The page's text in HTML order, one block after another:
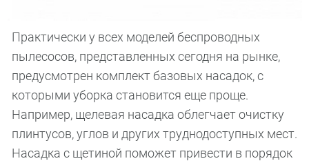
Практически у всех моделей беспроводных
пылесосов, представленных сегодня на рынке,
предусмотрен комплект базовых насадок, с
которыми уборка становится еще проще.
Например, щелевая насадка облегчает очистку
плинтусов, углов и других труднодоступных мест.
Насадка с щетиной поможет привести в порядок